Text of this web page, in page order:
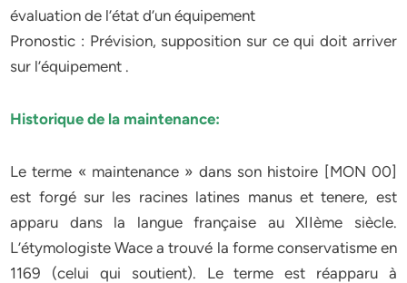
évaluation de l’état d’un équipement
Pronostic : Prévision, supposition sur ce qui doit arriver
sur l’équipement .
Historique de la maintenance:
Le terme « maintenance » dans son histoire [MON 00]
est forgé sur les racines latines manus et tenere, est
apparu dans la langue française au XIIème siècle.
L’étymologiste Wace a trouvé la forme conservatisme en
1169 (celui qui soutient). Le terme est réapparu à